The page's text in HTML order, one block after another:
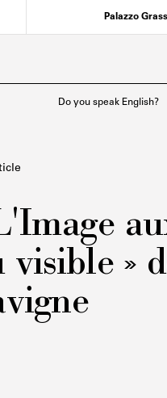
Palazzo
Parli italiano?
visible »